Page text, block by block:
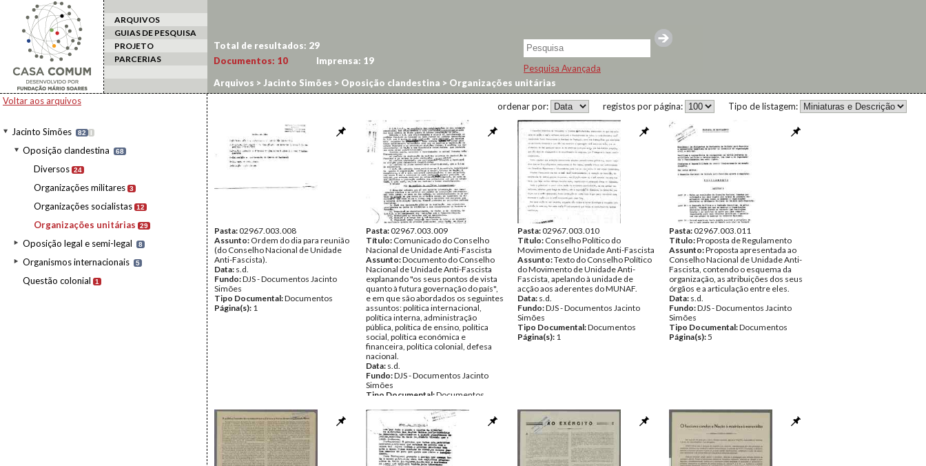
ARQUIVOS
GUIAS DE PESQUISA
PROJETO
PARCERIAS
Pesquisa Avançada
Voltar aos arquivos
Jacinto Simões 82 I
Oposição clandestina 68
Diversos 24
Organizações militares 3
Organizações socialistas 12
Organizações unitárias 29
Oposição legal e semi-legal 8
Organismos internacionais 5
Questão colonial 1
Total de resultados: 29
Documentos: 10 Imprensa: 19
Arquivos > Jacinto Simões > Oposição clandestina > Organizações unitárias
Tipo de listagem:
registos por página:
ordenar por:
Pasta:02967.003.008
Assunto: Ordem do dia para reunião
(do Conselho Nacional de Unidade
Anti-Fascista).
Data: s.d.
Fundo:DJS - Documentos Jacinto
Simões
Tipo Documental:Documentos
Página(s): 1
Pasta:02967.003.009
Título: Comunicado do Conselho
Nacional de Unidade Anti-Fascista
Assunto:Documento do Conselho
Nacional de Unidade Anti-Fascista
explanando "os seus pontos de vista
quanto à futura governação do país",
e em que são abordados os seguintes
assuntos: política internacional,
política interna, administração
pública, política de ensino, política
social, política económica e
financeira, política colonial, defesa
nacional.
Data: s.d.
Fundo:DJS - Documentos Jacinto
Simões
Tipo Documental:Documentos
Pasta:02967.003.010
Título: Conselho Político do
Movimento de Unidade Anti-Fascista
Assunto:Texto do Conselho Político
do Movimento de Unidade Anti-
Fascista, apelando à unidade de
acção aos aderentes do MUNAF.
Data: s.d.
Fundo:DJS - Documentos Jacinto
Simões
Tipo Documental:Documentos
Página(s): 1
Pasta:02967.003.011
Título:Proposta de Regulamento
Assunto:Proposta apresentada ao
Conselho Nacional de Unidade Anti-
Fascista, contendo o esquema da
organização, as atribuições dos seus
órgãos e a articulação entre eles.
Data: s.d.
Fundo:DJS - Documentos Jacinto
Simões
Tipo Documental:Documentos
Página(s):5